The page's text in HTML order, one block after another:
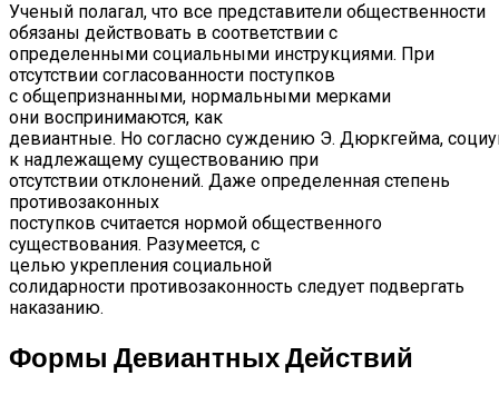
Ученый полагал, что все представители общественности
обязаны действовать в соответствии с
определенными социальными инструкциями. При
отсутствии согласованности поступков
с общепризнанными, нормальными мерками
они воспринимаются, как
девиантные. Но согласно суждению Э. Дюркгейма,
к надлежащему существованию при
отсутствии отклонений. Даже определенная степень
противозаконных
поступков считается нормой общественного
существования. Разумеется, с
целью укрепления социальной
солидарности противозаконность следует подвергать
наказанию.
Формы Девиантных Действий